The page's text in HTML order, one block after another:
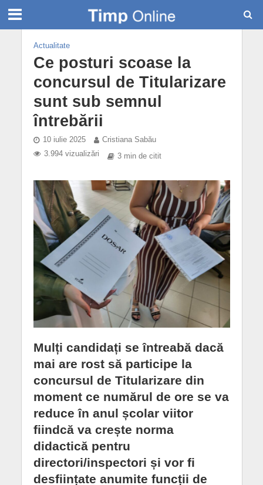
Actualitate
Ce posturi scoase la
concursul de Titularizare
sunt sub semnul
întrebării
10 iulie 2025
Cristiana Sabău
3.994 vizualizări
3 min de citit
Mulți candidați se întreabă dacă
mai are rost să participe la
concursul de Titularizare din
moment ce numărul de ore se va
reduce în anul școlar viitor
fiindcă va crește norma
didactică pentru
directori/inspectori și vor fi
desființate anumite funcții de